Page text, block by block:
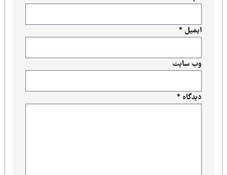
دیدگاه*
ایمیل*
وب‌ سایت